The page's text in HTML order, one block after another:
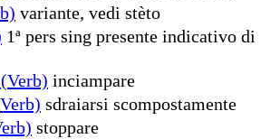
variante, vedi stèto
1ª pers sing presente indicativo di
inciampare
sdraiarsi scompostamente
stoppare